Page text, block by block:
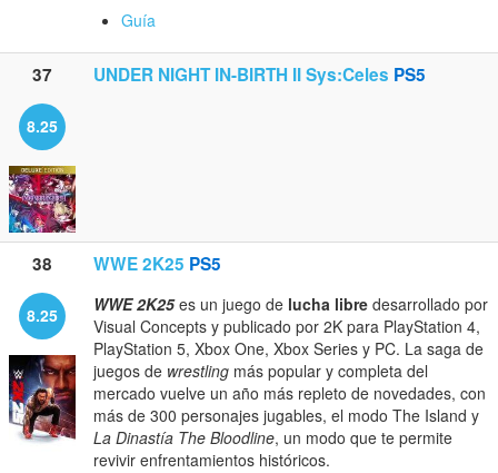
Guía
37 UNDER NIGHT IN-BIRTH II Sys:Celes PS5
8.25
38 WWE 2K25 PS5
8.25 WWE 2K25es un juego de lucha libre desarrollado por
Visual Concepts y publicado por 2K para PlayStation 4,
PlayStation 5, Xbox One, Xbox Series y PC. La saga de
juegos de wrestling más popular y completa del
mercado vuelve un año más repleto de novedades, con
más de 300 personajes jugables, el modo The Island y
La Dinastía The Bloodline, un modo que te permite
revivir enfrentamientos históricos.